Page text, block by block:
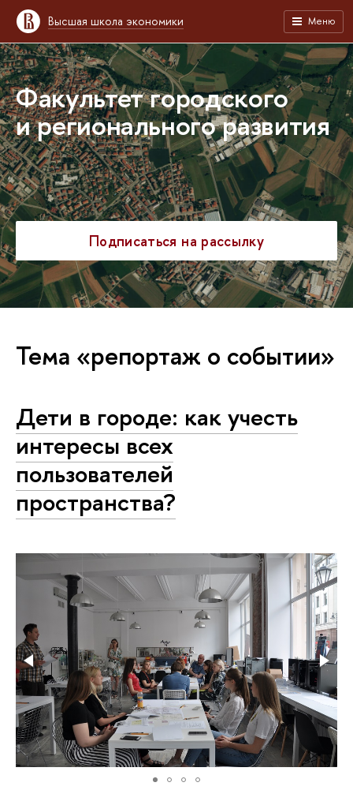
Высшая школа экономики Меню
Факультет городского
и регионального развития
Подписаться на рассылку
Тема «репортаж о событии»
Дети в городе: как учесть
интересы всех
пользователей
пространства?